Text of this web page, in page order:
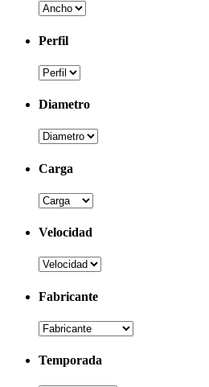
Perfil
Diametro
Carga
Velocidad
Fabricante
Temporada